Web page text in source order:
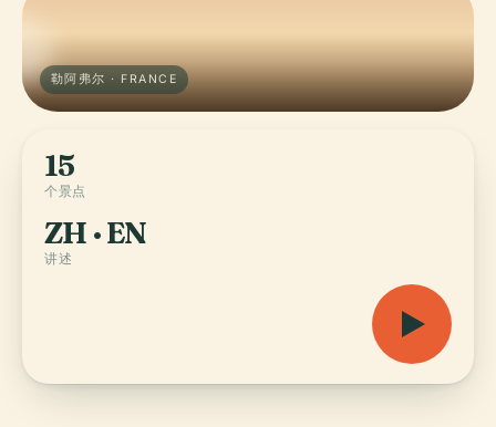
勒阿弗尔 · FRANCE
15
个景点
ZH · EN
讲述